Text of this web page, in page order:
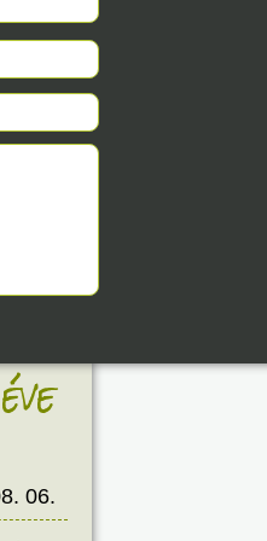
06.
éve
06.